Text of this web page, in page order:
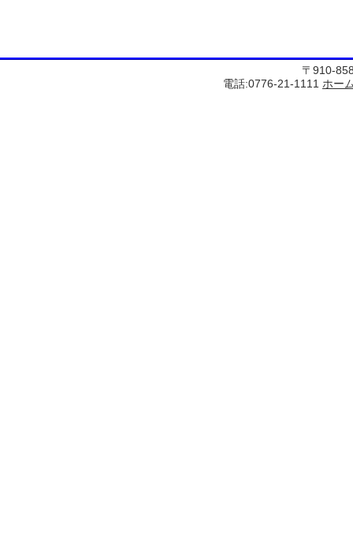
〒910-
電話:0776-21-1111 ホー